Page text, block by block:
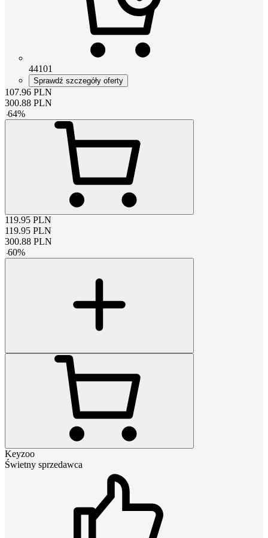
44101
Sprawdź szczegóły oferty
107.96 PLN
300.88 PLN
-64%
119.95 PLN
119.95 PLN
300.88 PLN
-60%
Keyzoo
Świetny sprzedawca